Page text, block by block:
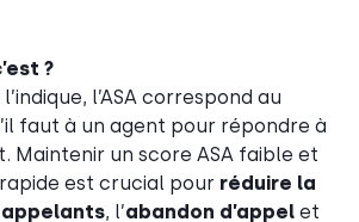
?
l’ASA correspond au
faut à un agent pour répondre à
Maintenir un score ASA faible et
est crucial pour réduire la
, l’abandon d’appel et